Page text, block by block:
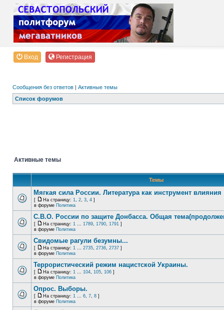
Вход Регистрация
Сообщения без ответов | Активные темы
Список форумов
Активные темы
Темы
Мягкая сила России. Литература как инструмент влияния
[ На страницу: 1, 2, 3, 4 ]
в форуме Политика
С.В.О. России по защите Донбасса. Общая
[ На страницу: 1 ... 1789, 1790, 1791 ]
в форуме Политика
Свидомые рагули безумны...
[ На страницу: 1 ... 2735, 2736, 2737 ]
в форуме Политика
Террористический режим нацистской Украины.
[ На страницу: 1 ... 104, 105, 106 ]
в форуме Политика
Опрос. Выборы.
[ На страницу: 1 ... 6, 7, 8 ]
в форуме Политика